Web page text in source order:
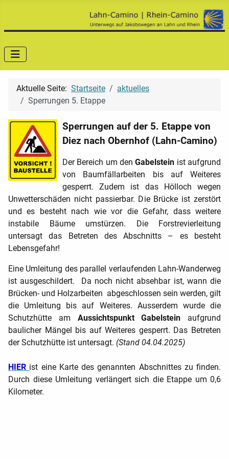
Aktuelle Seite: Startseite
aktuelles
Sperrungen 5. Etappe
Sperrungen auf der 5. Etappe von
Diez nach Obernhof (Lahn-Camino)
Der Bereich um denGabelstein ist aufgrund
von Baumfällarbeiten bis auf Weiteres
gesperrt. Zudem ist das Hölloch wegen
Unwetterschäden nicht passierbar. Die Brücke ist zerstört
und es besteht nach wie vor die Gefahr, dass weitere
instabile Bäume umstürzen. Die Forstrevierleitung
untersagt das Betreten des Abschnitts – es besteht
Lebensgefahr!
Eine Umleitung des parallel verlaufenden Lahn-Wanderweg
ist ausgeschildert. Da noch nicht absehbar ist, wann die
Brücken- und Holzarbeiten abgeschlossen sein werden, gilt
die Umleitung bis auf Weiteres. Ausserdem wurde die
Schutzhütte am Aussichtspunkt Gabelstein aufgrund
baulicher Mängel bis auf Weiteres gesperrt. Das Betreten
der Schutzhütte ist untersagt. (Stand 04.04.2025)
HIER ist eine Karte desgenannten Abschnittes zu finden.
Durch diese Umleitung verlängert sich die Etappe um 0,6
Kilometer.